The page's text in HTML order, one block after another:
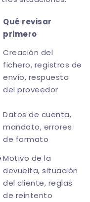
Qué revisar
primero
Creación del
fichero, registros de
envío, respuesta
del proveedor
Datos de cuenta,
mandato, errores
de formato
Motivo de la
devuelta, situación
del cliente, reglas
de reintento